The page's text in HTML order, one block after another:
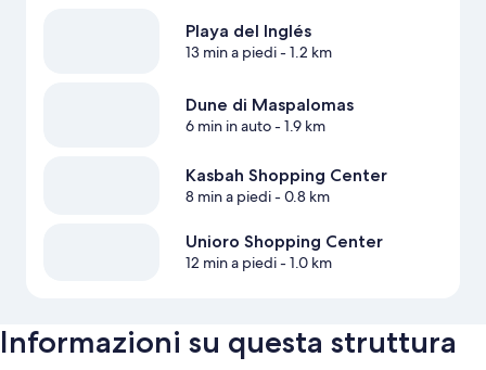
Playa del Inglés
13 min a piedi- 1.2 km
Dune di Maspalomas
6 min in auto- 1.9 km
Kasbah Shopping Center
8 min a piedi- 0.8 km
Unioro Shopping Center
12 min a piedi- 1.0 km
Informazioni su questa struttura